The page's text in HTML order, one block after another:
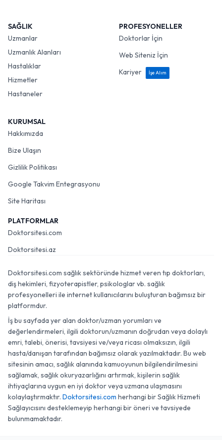
SAĞLIK
Uzmanlar
Uzmanlık Alanları
Hastalıklar
Hizmetler
Hastaneler
PROFESYONELLER
Doktorlar İçin
Web Siteniz İçin
Kariyer
İşe Alım
KURUMSAL
Hakkımızda
Bize Ulaşın
Gizlilik Politikası
Google Takvim Entegrasyonu
Site Haritası
PLATFORMLAR
Doktorsitesi.com
Doktorsitesi.az
Doktorsitesi.com sağlık sektöründe hizmet veren tıp doktorları,
diş hekimleri, fizyoterapistler, psikologlar vb. sağlık
profesyonelleri ile internet kullanıcılarını buluşturan bağımsız bir
platformdur.
İş bu sayfada yer alan doktor/uzman yorumları ve
değerlendirmeleri, ilgili doktorun/uzmanın doğrudan veya dolaylı
emri, talebi, önerisi, tavsiyesi ve/veya ricası olmaksızın, ilgili
hasta/danışan tarafından bağımsız olarak yazılmaktadır. Bu web
sitesinin amacı, sağlık alanında kamuoyunun bilgilendirilmesini
sağlamak, sağlık okuryazarlığını artırmak, kişilerin sağlık
ihtiyaçlarına uygun en iyi doktor veya uzmana ulaşmasını
kolaylaştırmaktır. Doktorsitesi.com herhangi bir Sağlık Hizmeti
Sağlayıcısını desteklemeyip herhangi bir öneri ve tavsiyede
bulunmamaktadır.